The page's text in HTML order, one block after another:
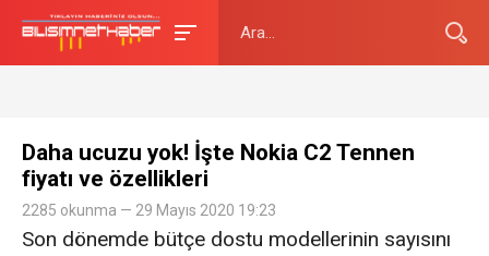
Daha ucuzu yok! İşte Nokia C2 Tennen
fiyatı ve özellikleri
2285 okunma — 29 Mayıs 2020 19:23
Son dönemde bütçe dostu modellerinin sayısını